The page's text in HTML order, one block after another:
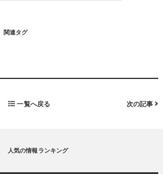
関連タグ
一覧へ戻る 次の記事
人気の情報ランキング